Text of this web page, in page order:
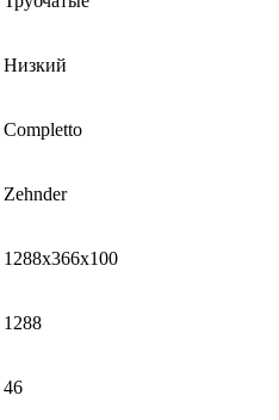
Низкий
Completto
Zehnder
1288x366x100
1288
46